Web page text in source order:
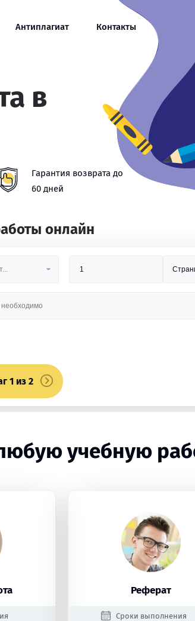
Антиплагиат Контакты
в
Гарантия возврата до
60 дней
онлайн
1 из 2
учебную
Реферат
Сроки выполнения